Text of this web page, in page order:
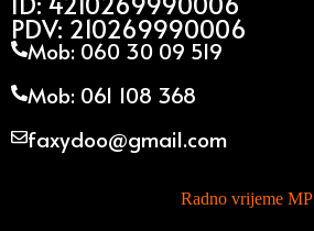
PDV: 210269990006
Mob: 060 30 09 519
Mob: 061 108 368
faxydoo@gmail.com
Radno vrijeme MP